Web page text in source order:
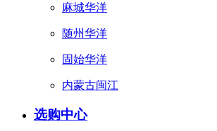
麻城华洋
随州华洋
固始华洋
内蒙古闽江
选购中心